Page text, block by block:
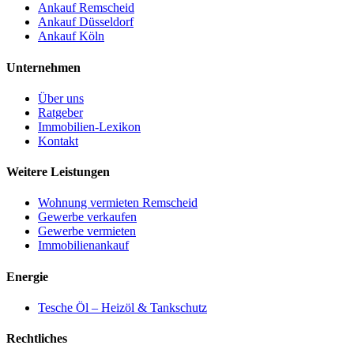
Ankauf Remscheid
Ankauf Düsseldorf
Ankauf Köln
Unternehmen
Über uns
Ratgeber
Immobilien-Lexikon
Kontakt
Weitere Leistungen
Wohnung vermieten Remscheid
Gewerbe verkaufen
Gewerbe vermieten
Immobilienankauf
Energie
Tesche Öl – Heizöl & Tankschutz
Rechtliches